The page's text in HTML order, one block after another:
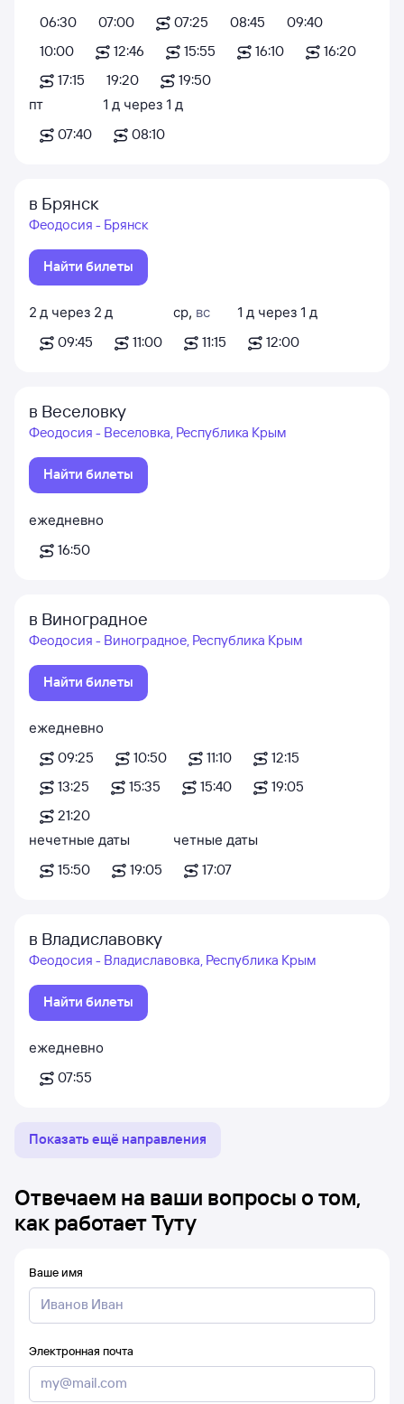
06:30
07:00 07:25 08:45
09:40
10:00
12:46 15:55 16:10
16:20
17:15
19:20
19:50
пт
07:40
1 д через 1 д
08:10
в Брянск
Феодосия - Брянск
Найти билеты
2 д через 2 д
09:45
11:00
ср, вс
11:15
1 д через 1 д
12:00
в Веселовку
Феодосия - Веселовка, Республика Крым
Найти билеты
ежедневно
16:50
в Виноградное
Феодосия - Виноградное, Республика Крым
Найти билеты
ежедневно
09:25
10:50 11:10
12:15
13:25
15:35 15:40
19:05
21:20
нечетные даты
15:50
19:05
четные даты
17:07
в Владиславовку
Феодосия - Владиславовка, Республика Крым
Найти билеты
ежедневно
07:55
Показать ещё направления
Отвечаем на ваши вопросы о том,
как работает Туту
Ваше имя
Электронная почта